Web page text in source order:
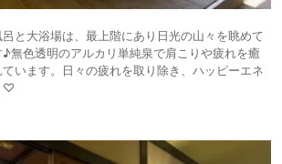
と大浴場は、最上階にあり日光の山々を眺めて
無色透明のアルカリ単純泉で肩こりや疲れを癒
います。日々の疲れを取り除き、ハッピーエネ
♡